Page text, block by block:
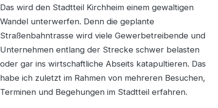
Das wird den Stadtteil Kirchheim einem gewaltigen
Wandel unterwerfen. Denn die geplante
Straßenbahntrasse wird viele Gewerbetreibende und
Unternehmen entlang der Strecke schwer belasten
oder gar ins wirtschaftliche Abseits katapultieren. Das
habe ich zuletzt im Rahmen von mehreren Besuchen,
Terminen und Begehungen im Stadtteil erfahren.